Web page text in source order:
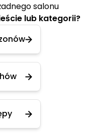
salonu
lub kategorii?